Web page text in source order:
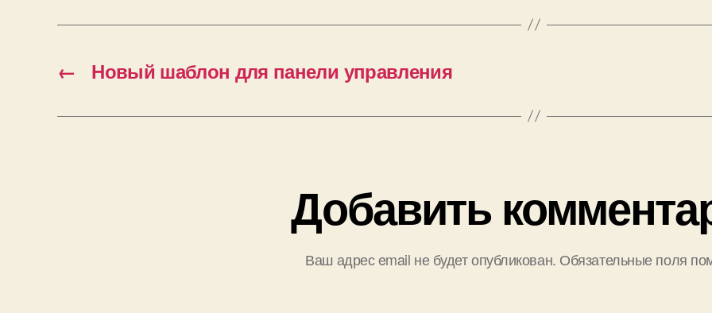
← Новый шаблон для панели управления
Добавить
Ваш адрес email не будет опубликован. Обязательные поля